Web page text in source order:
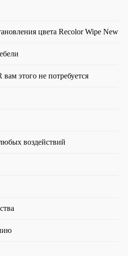
цвета Recolor Wipe New
этого не потребуется
воздействий